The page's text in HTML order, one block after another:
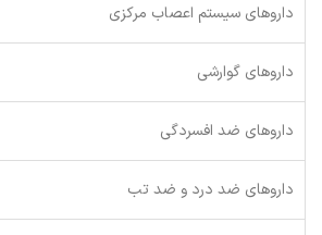
داروهای سیستم اعصاب مرکزی
داروهای گوارشی
داروهای ضد افسردگی
داروهای ضد درد و ضد تب